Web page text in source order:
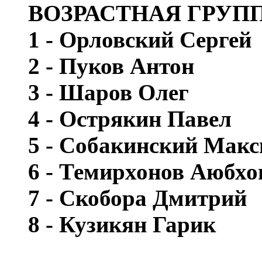
ВОЗРАСТНАЯ
1 - Орловский Сергей
2 - Пуков Антон
3 - Шаров Олег
4 - Острякин Павел
5 - Собакинский
6 - Темирхонов
7 - Скобора Дмитрий
8 - Кузикян Гарик